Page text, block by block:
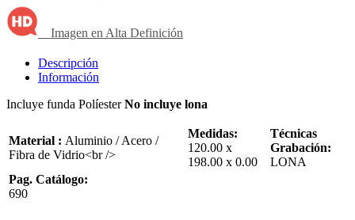
Imagen en Alta Definición
Descripción
Información
Incluye funda PolíesterNo incluye lona
Material : Aluminio / Acero /
Fibra de Vidrio<br />
Medidas:
120.00 x
198.00 x 0.00
Técnicas
Grabación:
LONA
Pag. Catálogo:
690